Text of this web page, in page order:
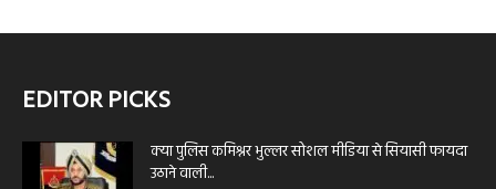
EDITOR PICKS
क्या पुलिस कमिश्नर भुल्लर सोशल मीडिया से सियासी फायदा
उठाने वाली...